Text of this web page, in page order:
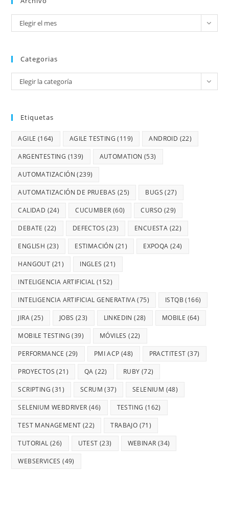
Elegir el mes
Categorias
Elegir la categoría
Etiquetas
AGILE (164) AGILE TESTING (119) ANDROID (22)
ARGENTESTING (139) AUTOMATION (53)
AUTOMATIZACIÓN (239)
AUTOMATIZACIÓN DE PRUEBAS (25) BUGS (27)
CALIDAD (24) CUCUMBER (60) CURSO (29)
DEBATE (22) DEFECTOS (23) ENCUESTA (22)
ENGLISH (23) ESTIMACIÓN (21) EXPOQA (24)
HANGOUT (21) INGLES (21)
INTELIGENCIA ARTIFICIAL (152)
INTELIGENCIA ARTIFICIAL GENERATIVA(75) ISTQB (166)
JIRA(25) JOBS (23) LINKEDIN (28) MOBILE (64)
MOBILE TESTING (39) MÓVILES (22)
PERFORMANCE (29) PMI ACP (48) PRACTITEST (37)
PROYECTOS (21) QA (22) RUBY (72)
SCRIPTING (31) SCRUM (37) SELENIUM (48)
SELENIUM WEBDRIVER (46) TESTING (162)
TEST MANAGEMENT (22) TRABAJO (71)
TUTORIAL (26) UTEST (23) WEBINAR (34)
WEBSERVICES (49)